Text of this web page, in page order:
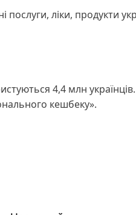
ліки, продукти
4,4 млн
кешбеку».